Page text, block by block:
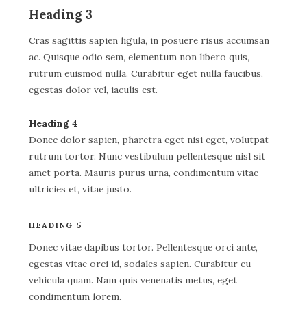
Heading 3
Cras sagittis sapien ligula, in posuere risus accumsan
ac. Quisque odio sem, elementum non libero quis,
rutrum euismod nulla. Curabitur eget nulla faucibus,
egestas dolor vel, iaculis est.
Heading 4
Donec dolor sapien, pharetra eget nisi eget, volutpat
rutrum tortor. Nunc vestibulum pellentesque nisl sit
amet porta. Mauris purus urna, condimentum vitae
ultricies et, vitae justo.
HEADING 5
Donec vitae dapibus tortor. Pellentesque orci ante,
egestas vitae orci id, sodales sapien. Curabitur eu
vehicula quam. Nam quis venenatis metus, eget
condimentum lorem.